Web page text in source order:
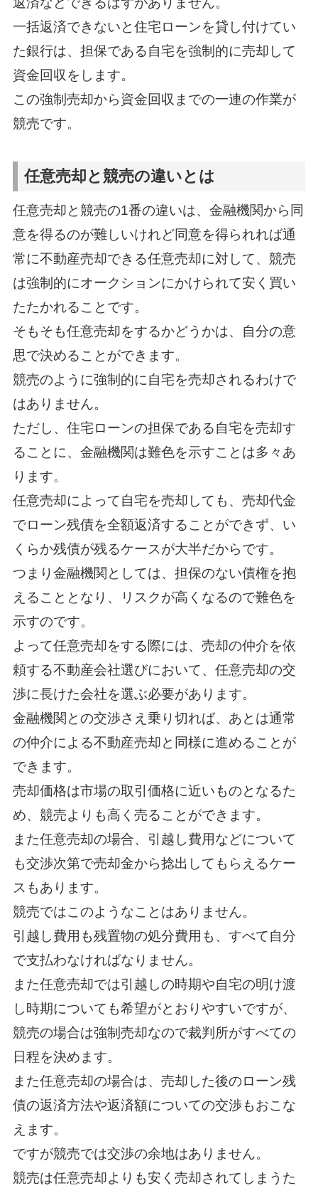
一括返済できないと住宅ローンを貸し付けてい
た銀行は、担保である自宅を強制的に売却して
資金回収をします。
この強制売却から資金回収までの一連の作業が
競売です。
任意売却と競売の違いとは
任意売却と競売の1番の違いは、金融機関から同
意を得るのが難しいけれど同意を得られれば通
常に不動産売却できる任意売却に対して、競売
は強制的にオークションにかけられて安く買い
たたかれることです。
そもそも任意売却をするかどうかは、自分の意
思で決めることができます。
競売のように強制的に自宅を売却されるわけで
はありません。
ただし、住宅ローンの担保である自宅を売却す
ることに、金融機関は難色を示すことは多々あ
ります。
任意売却によって自宅を売却しても、売却代金
でローン残債を全額返済することができず、い
くらか残債が残るケースが大半だからです。
つまり金融機関としては、担保のない債権を抱
えることとなり、リスクが高くなるので難色を
示すのです。
よって任意売却をする際には、売却の仲介を依
頼する不動産会社選びにおいて、任意売却の交
渉に長けた会社を選ぶ必要があります。
金融機関との交渉さえ乗り切れば、あとは通常
の仲介による不動産売却と同様に進めることが
できます。
売却価格は市場の取引価格に近いものとなるた
め、競売よりも高く売ることができます。
また任意売却の場合、引越し費用などについて
も交渉次第で売却金から捻出してもらえるケー
スもあります。
競売ではこのようなことはありません。
引越し費用も残置物の処分費用も、すべて自分
で支払わなければなりません。
また任意売却では引越しの時期や自宅の明け渡
し時期についても希望がとおりやすいですが、
競売の場合は強制売却なので裁判所がすべての
日程を決めます。
また任意売却の場合は、売却した後のローン残
債の返済方法や返済額についての交渉もおこな
えます。
ですが競売では交渉の余地はありません。
競売は任意売却よりも安く売却されてしまうた